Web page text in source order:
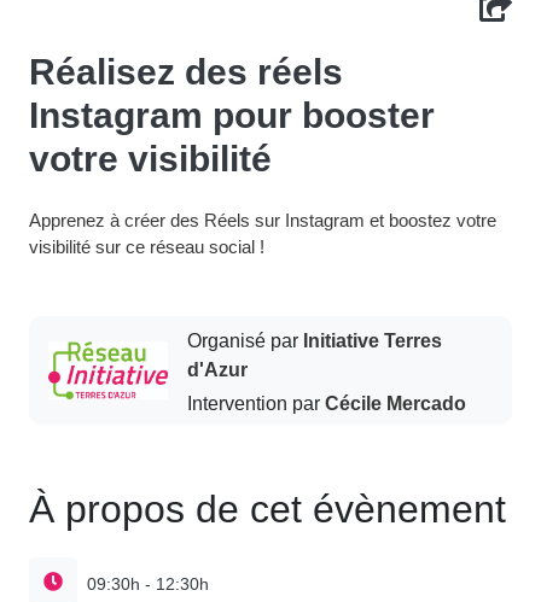
Réalisez des réels
Instagram pour booster
votre visibilité
Apprenez à créer des Réels sur Instagram et boostez votre
visibilité sur ce réseau social !
Organisé parInitiative Terres
d'Azur
Intervention parCécile Mercado
À propos de cet évènement
09:30h - 12:30h